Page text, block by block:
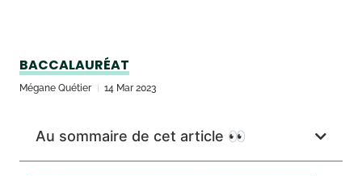
BACCALAURÉAT
Mégane Quétier 14 Mar 2023
Au sommaire de cet article 👀